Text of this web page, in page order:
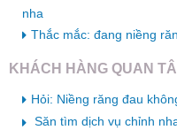
nha
Thắc mắc: đang niềng
KHÁCH HÀNG QUAN
Hỏi: Niềng răng đau
Săn tìm dịch vụ chỉnh